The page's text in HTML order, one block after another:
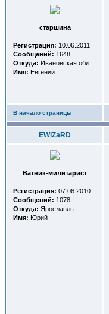
старшина
Регистрация: 10.06.2011
Сообщений: 1648
Откуда: Ивановская обл
Имя: Евгений
В начало страницы
EWiZaRD
Ватник-милитарист
Регистрация: 07.06.2010
Сообщений: 1078
Откуда: Ярославль
Имя: Юрий